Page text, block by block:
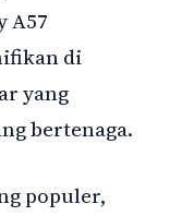
A57
di
yang
bertenaga.
populer,